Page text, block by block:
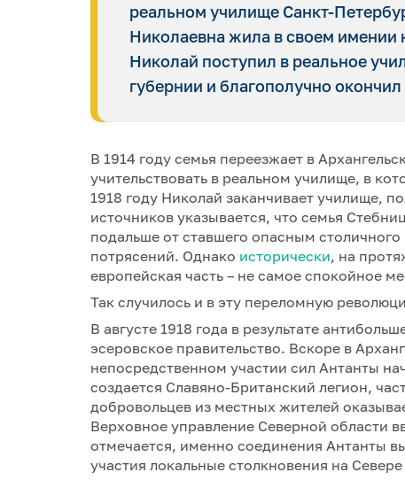
реальном училище Санкт-
Николаевна жила в своем имении
Николай поступил в реальное
губернии и благополучно окончил
В 1914 году семья переезжает в
учительствовать в реальном училище, в
1918 году Николай заканчивает училище,
источников указывается, что семья
подальше от ставшего опасным
потрясений. Однако исторически, на
европейская часть – не самое спокойное
Так случилось и в эту переломную
В августе 1918 года в результате
эсеровское правительство. Вскоре в
непосредственном участии сил Антанты
создается Славяно-Британский легион,
добровольцев из местных жителей
Верховное управление Северной области
отмечается, именно соединения Антанты
участия локальные столкновения на